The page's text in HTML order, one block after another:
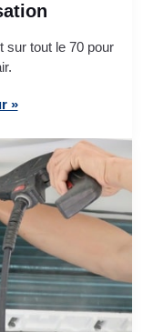
sur tout le 70 pour
»